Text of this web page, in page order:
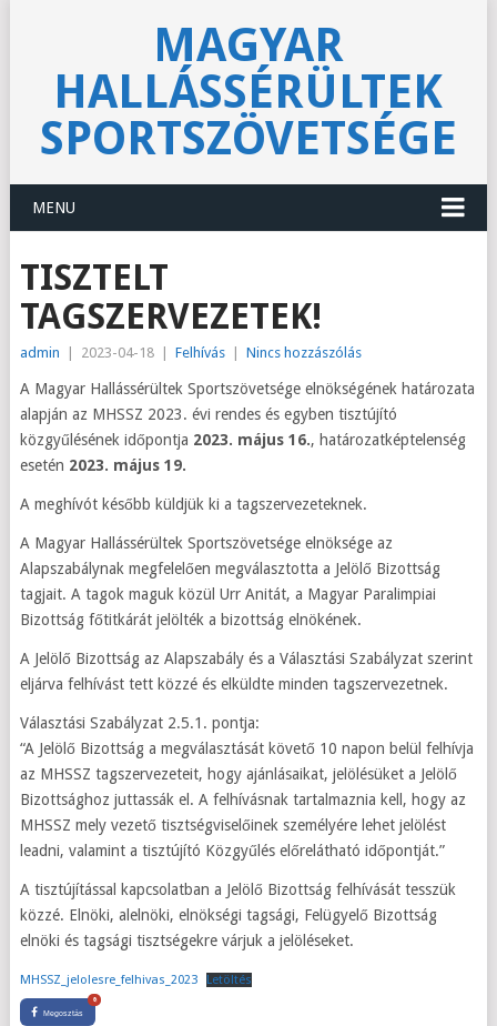
MAGYAR
HALLÁSSÉRÜLTEK
SPORTSZÖVETSÉGE
MENU
TISZTELT
TAGSZERVEZETEK!
admin 2023-04-18 Felhívás Nincs hozzászólás
A Magyar Hallássérültek Sportszövetsége elnökségének határozata
alapján az MHSSZ 2023. évi rendes és egyben tisztújító
közgyűlésének időpontja 2023. május 16., határozatképtelenség
esetén 2023. május 19.
A meghívót később küldjük ki a tagszervezeteknek.
A Magyar Hallássérültek Sportszövetsége elnöksége az
Alapszabálynak megfelelően megválasztotta a Jelölő Bizottság
tagjait. A tagok maguk közül Urr Anitát, a Magyar Paralimpiai
Bizottság főtitkárát jelölték a bizottság elnökének.
A Jelölő Bizottság az Alapszabály és a Választási Szabályzat szerint
eljárva felhívást tett közzé és elküldte minden tagszervezetnek.
Választási Szabályzat 2.5.1. pontja:
“A Jelölő Bizottság a megválasztását követő 10 napon belül felhívja
az MHSSZ tagszervezeteit, hogy ajánlásaikat, jelölésüket a Jelölő
Bizottsághoz juttassák el. A felhívásnak tartalmaznia kell, hogy az
MHSSZ mely vezető tisztségviselőinek személyére lehet jelölést
leadni, valamint a tisztújító Közgyűlés előrelátható időpontját.”
A tisztújítással kapcsolatban a Jelölő Bizottság felhívását tesszük
közzé. Elnöki, alelnöki, elnökségi tagsági, Felügyelő Bizottság
elnöki és tagsági tisztségekre várjuk a jelöléseket.
MHSSZ_jelolesre_felhivas_2023 Letöltés
Megosztás
0